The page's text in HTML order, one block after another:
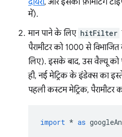
दायरा, और इसका फ़ॉर्मैटिंग
में).
मान पाने के लिए hitFilter
पैरामीटर को 1000 से
लिए). इसके बाद, उस वैल्यू को
ही, नई मेट्रिक के इंडेक्स का
पहली कस्टम मेट्रिक, पैरामीटर
import * as